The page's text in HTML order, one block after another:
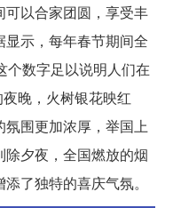
以合家团圆，享受丰
示，每年春节期间全
个数字足以说明人们在
晚，火树银花映红
围更加浓厚，举国上
夕夜，全国燃放的烟
了独特的喜庆气氛。